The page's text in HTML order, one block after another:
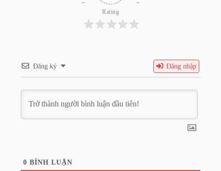
Rating
Đăng ký Đăng nhập
0 BÌNH LUẬN